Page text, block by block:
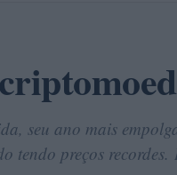
seu ano mais
tendo preços